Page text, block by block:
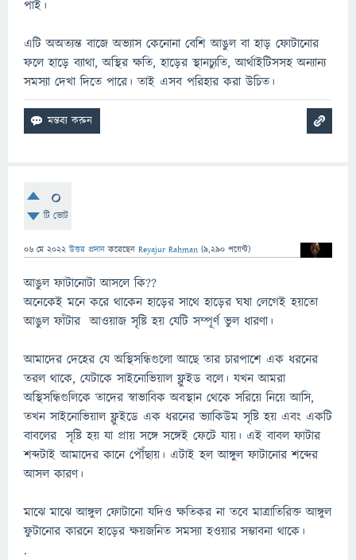
পাই।
এটি অঅত্যন্ত বাজে অভ্যাস কেনোনা বেশি আঙুল বা হাড় ফোটানোর
ফলে হাড়ে ব্যাথা, অস্থির ক্ষতি, হাড়ের স্থানচ্যুতি, আর্থাইটিসসহ অন্যান্য
সমস্যা দেখা দিতে পারে। তাই এসব পরিহার করা উচিত।
0
টি ভোট
06 মে 2022 উত্তর প্রদান করেছেন Reyajur Rahman (9,290 পয়েন্ট)
আঙুল ফাটানোটা আসলে কি??
অনেকেই মনে করে থাকেন হাড়ের সাথে হাড়ের ঘষা লেগেই হয়তো
আঙুল ফাঁটার আওয়াজ সৃষ্টি হয় যেটি সম্পূর্ণ ভুল ধারণা।
আমাদের দেহের যে অস্থিসন্ধিগুলো আছে তার চারপাশে এক ধরনের
তরল থাকে, যেটাকে সাইনোভিয়াল ফ্লুইড বলে। যখন আমরা
অস্থিসন্ধিগুলিকে তাদের স্বাভাবিক অবস্থান থেকে সরিয়ে নিয়ে আসি,
তখন সাইনোভিয়াল ফ্লুইডে এক ধরনের ভ্যাকিউম সৃষ্টি হয় এবং একটি
বাবলের সৃষ্টি হয় যা প্রায় সঙ্গে সঙ্গেই ফেটে যায়। এই বাবল ফাটার
শব্দটাই আমাদের কানে পৌঁছায়। এটাই হল আঙ্গুল ফাটানোর শব্দের
আসল কারণ।
মাঝে মাঝে আঙ্গুল ফোটানো যদিও ক্ষতিকর না তবে মাত্রাতিরিক্ত আঙ্গুল
ফুটানোর কারনে হাড়ের ক্ষয়জনিত সমস্যা হওয়ার সম্ভাবনা থাকে।
.